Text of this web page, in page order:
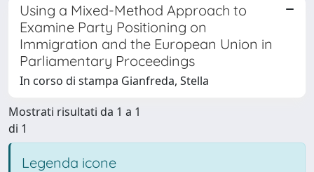
Using a Mixed-Method Approach to
Examine Party Positioning on
Immigration and the European Union in
Parliamentary Proceedings
In corso di stampa Gianfreda, Stella
Mostrati risultati da 1 a 1
di 1
Legenda icone